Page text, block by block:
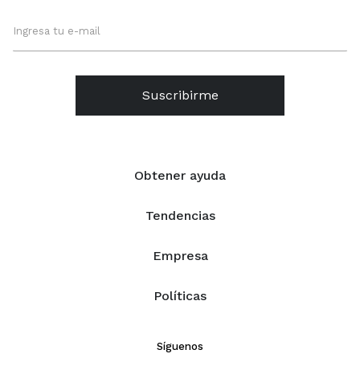
Obtener ayuda
Tendencias
Empresa
Políticas
Suscribirme
Síguenos